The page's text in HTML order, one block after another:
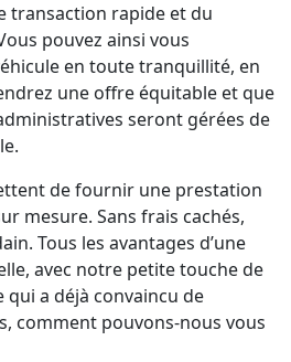
transaction rapide et du
pouvez ainsi vous
en toute tranquillité, en
une offre équitable et que
seront gérées de
de fournir une prestation
mesure. Sans frais cachés,
Tous les avantages d’une
avec notre petite touche de
a déjà convaincu de
comment pouvons-nous vous